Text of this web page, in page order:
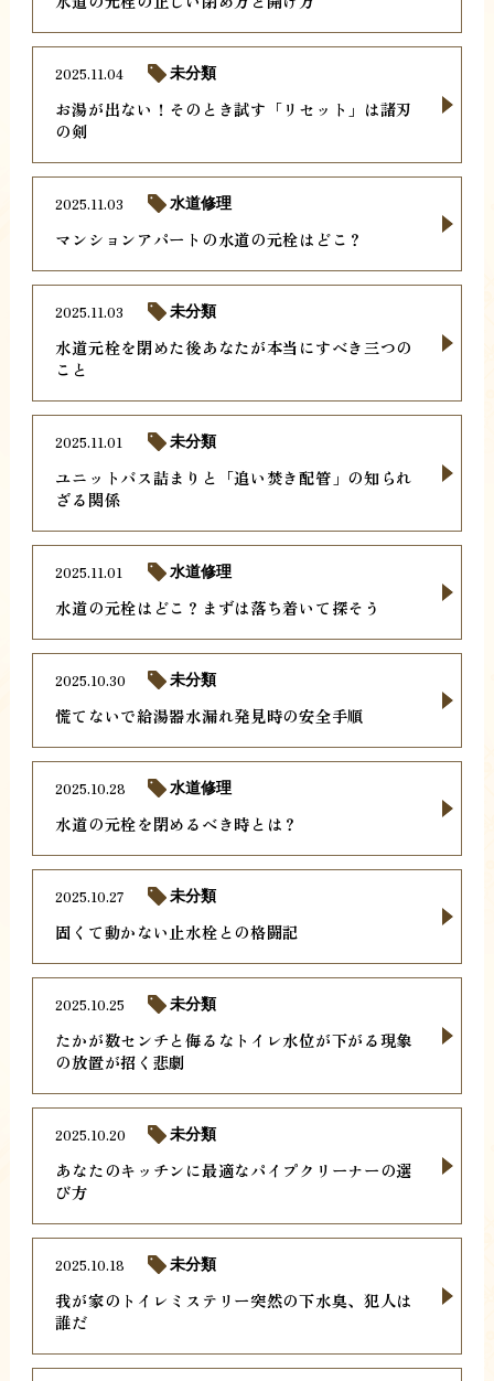
お湯が出ない！そのとき試す「リセット」は諸刃
の剣
2025.11.04 未分類
マンションアパートの水道の元栓はどこ？
2025.11.03 水道修理
水道元栓を閉めた後あなたが本当にすべき三つの
こと
2025.11.03 未分類
ユニットバス詰まりと「追い焚き配管」の知られ
ざる関係
2025.11.01 未分類
水道の元栓はどこ？まずは落ち着いて探そう
2025.11.01 水道修理
慌てないで給湯器水漏れ発見時の安全手順
2025.10.30 未分類
水道の元栓を閉めるべき時とは？
2025.10.28 水道修理
固くて動かない止水栓との格闘記
2025.10.27 未分類
たかが数センチと侮るなトイレ水位が下がる現象
の放置が招く悲劇
2025.10.25 未分類
あなたのキッチンに最適なパイプクリーナーの選
び方
2025.10.20 未分類
我が家のトイレミステリー突然の下水臭、犯人は
誰だ
2025.10.18 未分類